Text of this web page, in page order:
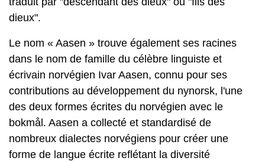
dieux".
Le nom « Aasen » trouve également ses racines
dans le nom de famille du célèbre linguiste et
écrivain norvégien Ivar Aasen, connu pour ses
contributions au développement du nynorsk, l'une
des deux formes écrites du norvégien avec le
bokmål. Aasen a collecté et standardisé de
nombreux dialectes norvégiens pour créer une
forme de langue écrite reflétant la diversité